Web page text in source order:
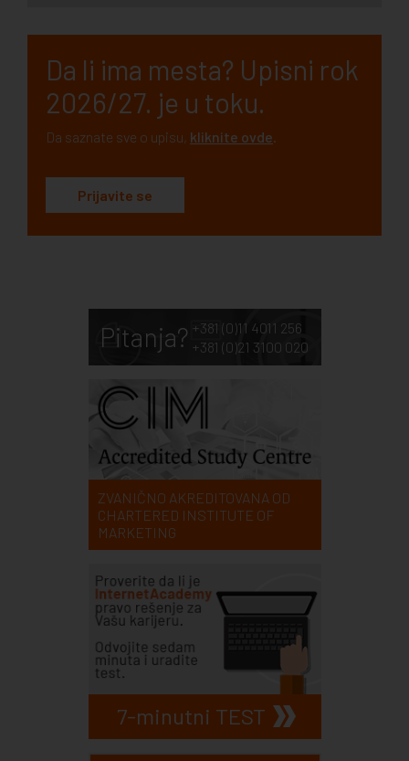
Pitanja? +381 (0)11 4011 256
+381 (0)21 3100 020
ZVANIČNO AKREDITOVANA OD
CHARTERED INSTITUTE OF
MARKETING
7-minutni TEST
Da li ima mesta? Upisni rok
2026/27. je u toku.
Da saznate sve o upisu, kliknite ovde.
Prijavite se